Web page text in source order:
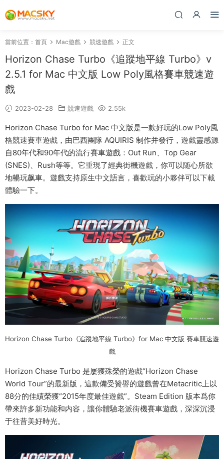
當前位置： 首頁 Mac遊戲 競速遊戲 正文
Horizon Chase Turbo《追蹤地平線 Turbo》v
2.5.1 for Mac 中文版 Low Poly風格賽車競速遊
戲
2023-02-28 競速遊戲 2.55k
Horizon Chase Turbo for Mac 中文版是一款好玩的Low Poly風
格競速賽車遊戲，由巴西團隊 AQUIRIS 制作并發行，遊戲靈感源
自80年代和90年代的流行賽車遊戲：Out Run、Top Gear
(SNES)、Rush等等。它重現了經典街機遊戲，你可以随心所欲
地暢玩飙車。遊戲支持原生中文語言，喜歡玩的小夥伴可以下載
體驗一下。
Horizon Chase Turbo《追蹤地平線 Turbo》for Mac 中文版 賽車競速遊
戲
Horizon Chase Turbo 是屢獲殊榮的遊戲“Horizon Chase
World Tour”的最新版，這款備受贊譽的遊戲曾在Metacritic上以
88分的佳績榮獲“2015年度最佳遊戲”。Steam Edition 版本爲你
帶來許多新功能和内容，讓你體驗老派街機賽車遊戲，深深沉浸
于往昔美好時光。